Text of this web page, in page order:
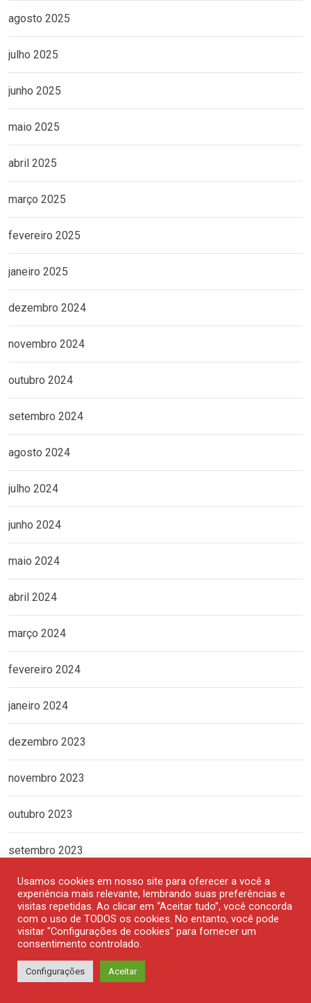
agosto 2025
julho 2025
junho 2025
maio 2025
abril 2025
março 2025
fevereiro 2025
janeiro 2025
dezembro 2024
novembro 2024
outubro 2024
setembro 2024
agosto 2024
julho 2024
junho 2024
maio 2024
abril 2024
março 2024
fevereiro 2024
janeiro 2024
dezembro 2023
novembro 2023
outubro 2023
setembro 2023
agosto 2023
julho 2023
junho 2023
Usamos cookies em nosso site para oferecer a você a
experiência mais relevante, lembrando suas preferências e
visitas repetidas. Ao clicar em “Aceitar tudo”, você concorda
com o uso de TODOS os cookies. No entanto, você pode
visitar "Configurações de cookies" para fornecer um
consentimento controlado.
Configurações Aceitar